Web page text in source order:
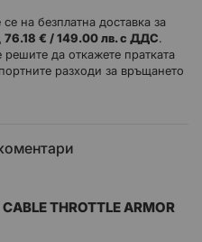
се на безплатна доставка за
76.18 € / 149.00 лв. с ДДС.
решите да откажете пратката
разходи за връщането
THROTTLE ARMOR